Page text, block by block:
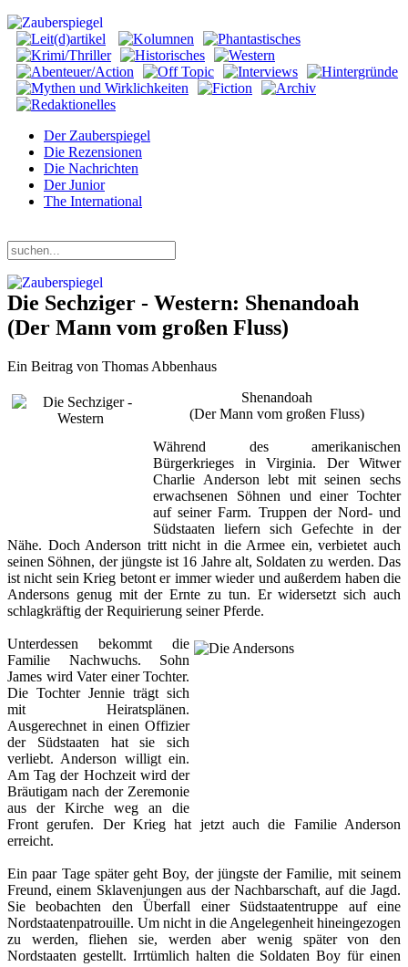
Der Zauberspiegel
Die Rezensionen
Die Nachrichten
Der Junior
The International
Die Sechziger - Western: Shenandoah
(Der Mann vom großen Fluss)
Ein Beitrag von Thomas Abbenhaus
Shenandoah
(Der Mann vom großen Fluss)
Während des amerikanischen
Bürgerkrieges in Virginia. Der Witwer
Charlie Anderson lebt mit seinen sechs
erwachsenen Söhnen und einer Tochter
auf seiner Farm. Truppen der Nord- und
Südstaaten liefern sich Gefechte in der
Nähe. Doch Anderson tritt nicht in die Armee ein, verbietet auch
seinen Söhnen, der jüngste ist 16 Jahre alt, Soldaten zu werden. Das
ist nicht sein Krieg betont er immer wieder und außerdem haben die
Andersons genug mit der Ernte zu tun. Er widersetzt sich auch
schlagkräftig der Requirierung seiner Pferde.
Unterdessen bekommt die
Familie Nachwuchs. Sohn
James wird Vater einer Tochter.
Die Tochter Jennie trägt sich
mit Heiratsplänen.
Ausgerechnet in einen Offizier
der Südstaaten hat sie sich
verliebt. Anderson willigt ein.
Am Tag der Hochzeit wird der
Bräutigam nach der Zeremonie
aus der Kirche weg an die
Front gerufen. Der Krieg hat jetzt auch die Familie Anderson
erreicht.
Ein paar Tage später geht Boy, der jüngste der Familie, mit seinem
Freund, einem Sklavenjungen aus der Nachbarschaft, auf die Jagd.
Sie beobachten den Überfall einer Südstaatentruppe auf eine
Nordstaatenpatrouille. Um nicht in die Angelegenheit hineingezogen
zu werden, fliehen sie, werden aber wenig später von den
Nordstaaten gestellt. Irrtümlich halten die Soldaten Boy für einen